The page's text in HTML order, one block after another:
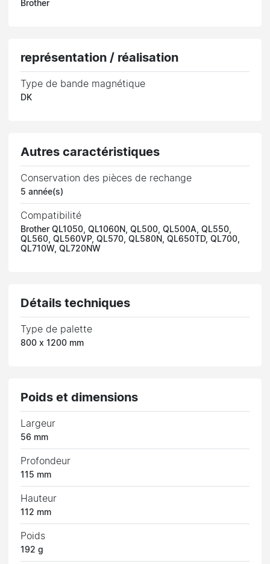
Brother
représentation / réalisation
Type de bande magnétique
DK
Autres caractéristiques
Conservation des pièces de rechange
5 année(s)
Compatibilité
Brother QL1050, QL1060N, QL500, QL500A, QL550,
QL560, QL560VP, QL570, QL580N, QL650TD, QL700,
QL710W, QL720NW
Détails techniques
Type de palette
800 x 1200 mm
Poids et dimensions
Largeur
56 mm
Profondeur
115 mm
Hauteur
112 mm
Poids
192 g